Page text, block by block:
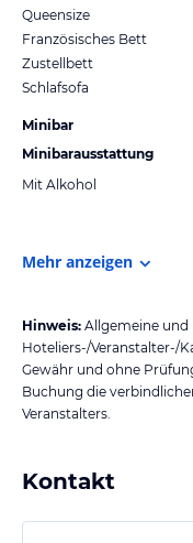
Queensize
Französisches Bett
Zustellbett
Schlafsofa
Minibar
Minibarausstattung
Mit Alkohol
Mehr anzeigen
Hinweis: Allgemeine
Hoteliers-/Veranstalter-/
Gewähr und ohne
Buchung die
Veranstalters.
Kontakt